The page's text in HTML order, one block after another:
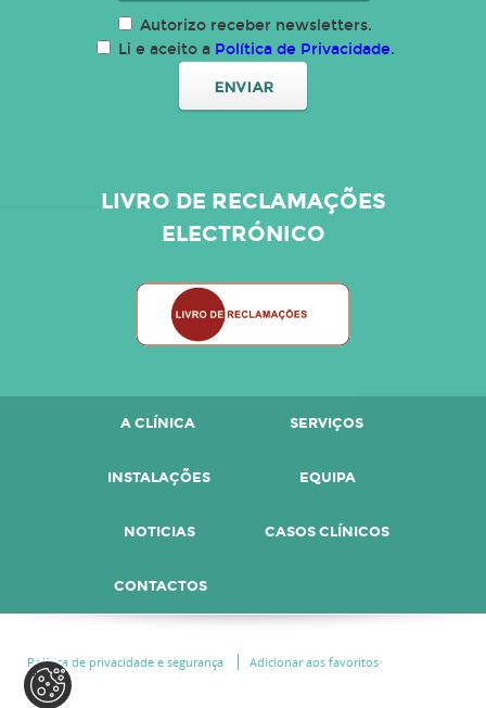
Autorizo receber newsletters.
Li e aceito a Política de Privacidade.
LIVRO DE RECLAMAÇÕES
ELECTRÓNICO
A CLÍNICA SERVIÇOS
INSTALAÇÕES EQUIPA
NOTICIAS CASOS CLÍNICOS
CONTACTOS
Política de privacidade e segurança Adicionar aos favoritos